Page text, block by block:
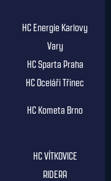
HC Energie Karlovy
Vary
HC Sparta Praha
HC Oceláři Třinec
HC Kometa Brno
HC VÍTKOVICE
RIDERA